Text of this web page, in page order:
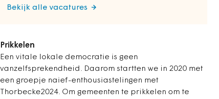
Bekijk alle vacatures
Prikkelen
Een vitale lokale democratie is geen
vanzelfsprekendheid. Daarom startten we in 2020 met
een groepje naief-enthousiastelingen met
Thorbecke2024. Om gemeenten te prikkelen om te